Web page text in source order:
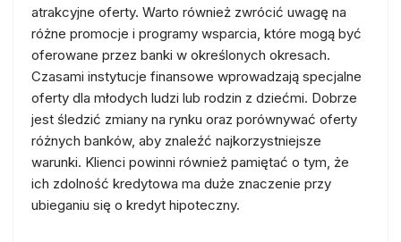
atrakcyjne oferty. Warto również zwrócić uwagę na
różne promocje i programy wsparcia, które mogą być
oferowane przez banki w określonych okresach.
Czasami instytucje finansowe wprowadzają specjalne
oferty dla młodych ludzi lub rodzin z dziećmi. Dobrze
jest śledzić zmiany na rynku oraz porównywać oferty
różnych banków, aby znaleźć najkorzystniejsze
warunki. Klienci powinni również pamiętać o tym, że
ich zdolność kredytowa ma duże znaczenie przy
ubieganiu się o kredyt hipoteczny.